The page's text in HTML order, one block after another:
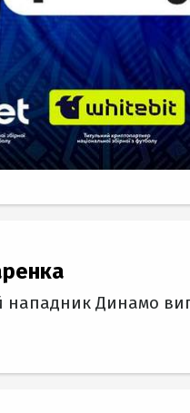
нападник Динамо